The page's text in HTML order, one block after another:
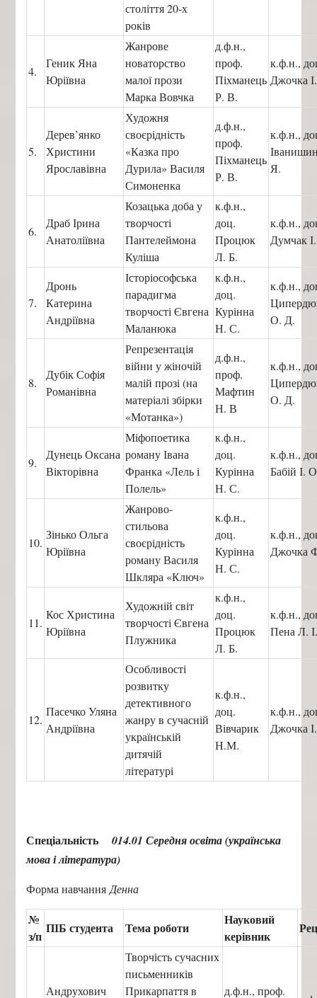
століття 20-х
років
4.
Геник Яна
Юріївна
Жанрове
новаторство
малої прози
Марка Вовчка
д.ф.н.,
проф.
Піхманець
Р. В.
к.ф.н.,
Джочка
5.
Дерев’янко
Христини
Ярославівна
Художня
своєрідність
«Казка про
Дурила» Василя
Симоненка
д.ф.н.,
проф.
Піхманець
Р. В.
к.ф.н.,
Я.
6.
Драб Ірина
Анатоліївна
Козацька доба у
творчості
Пантелеймона
Куліша
к.ф.н.,
доц.
Процюк
Л. Б.
к.ф.н.,
Думчак
7.
Дронь
Катерина
Андріївна
Історіософська
парадигма
творчості Євгена
Маланюка
к.ф.н.,
доц.
Курінна
Н. С.
к.ф.н.,
О. Д.
8.
Дубік Софія
Романівна
Репрезентація
війни у жіночій
малій прозі (на
матеріалі збірки
«Мотанка»)
д.ф.н.,
проф.
Мафтин
Н. В
к.ф.н.,
О. Д.
9.
Дунець Оксана
Вікторівна
Міфопоетика
роману Івана
Франка «Лель і
Полель»
к.ф.н.,
доц.
Курінна
Н. С.
к.ф.н.,
Бабій І.
10.
Зінько Ольга
Юріївна
Жанрово-
стильова
своєрідність
роману Василя
Шкляра «Ключ»
к.ф.н.,
доц.
Курінна
Н. С.
к.ф.н.,
Джочка
11.
Кос Христина
Юріївна
Художній світ
творчості Євгена
Плужника
к.ф.н.,
доц.
Процюк
Л. Б.
к.ф.н.,
Пена Л. І.
12.
Пасечко Уляна
Андріївна
Особливості
розвитку
детективного
жанру в сучасній
українській
дитячій
літературі
к.ф.н.,
доц.
Вівчарик
Н.М.
к.ф.н.,
Джочка
Спеціальність 014.01 Середня освіта (українська
мова і література)
Форма навчання Денна
№
з/п
ПІБ студента Тема роботи
Науковий
керівник
Андрухович
Творчість сучасних
письменників
Прикарпаття в
д.ф.н., проф.